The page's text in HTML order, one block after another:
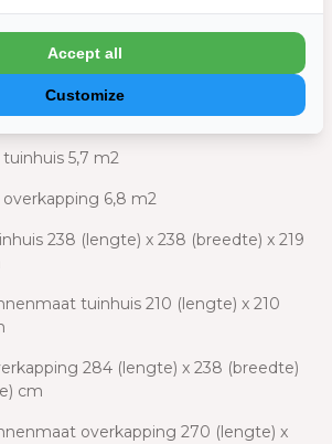
nutsvoorzieningen, zoals
voor te bereiden voordat je begint
kenmerken
5,7 m2
6,8 m2
238 (lengte) x 238 (breedte) x 219
tuinhuis 210 (lengte) x 210
284 (lengte) x 238 (breedte)
cm
overkapping 270 (lengte) x
Customize
Accept all